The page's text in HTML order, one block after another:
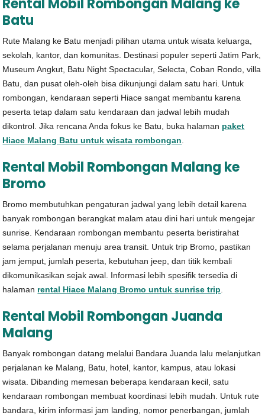
Rental Mobil Rombongan Malang ke
Batu
Rute Malang ke Batu menjadi pilihan utama untuk wisata keluarga,
sekolah, kantor, dan komunitas. Destinasi populer seperti Jatim Park,
Museum Angkut, Batu Night Spectacular, Selecta, Coban Rondo, villa
Batu, dan pusat oleh-oleh bisa dikunjungi dalam satu hari. Untuk
rombongan, kendaraan seperti Hiace sangat membantu karena
peserta tetap dalam satu kendaraan dan jadwal lebih mudah
dikontrol. Jika rencana Anda fokus ke Batu, buka halaman paket
Hiace Malang Batu untuk wisata rombongan
Rental Mobil Rombongan Malang ke
Bromo
Bromo membutuhkan pengaturan jadwal yang lebih detail karena
banyak rombongan berangkat malam atau dini hari untuk mengejar
sunrise. Kendaraan rombongan membantu peserta beristirahat
selama perjalanan menuju area transit. Untuk trip Bromo, pastikan
jam jemput, jumlah peserta, kebutuhan jeep, dan titik kembali
dikomunikasikan sejak awal. Informasi lebih spesifik tersedia di
halaman rental Hiace Malang Bromo untuk sunrise trip
Rental Mobil Rombongan Juanda
Malang
Banyak rombongan datang melalui Bandara Juanda lalu melanjutkan
perjalanan ke Malang, Batu, hotel, kantor, kampus, atau lokasi
wisata. Dibanding memesan beberapa kendaraan kecil, satu
kendaraan rombongan membuat koordinasi lebih mudah. Untuk rute
bandara, kirim informasi jam landing, nomor penerbangan, jumlah